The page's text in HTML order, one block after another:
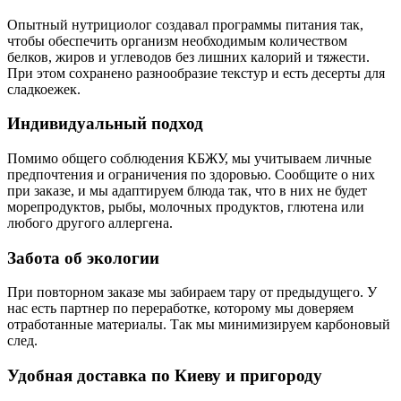
Опытный нутрициолог создавал программы питания так,
чтобы обеспечить организм необходимым количеством
белков, жиров и углеводов без лишних калорий и тяжести.
При этом сохранено разнообразие текстур и есть десерты для
сладкоежек.
Индивидуальный подход
Помимо общего соблюдения КБЖУ, мы учитываем личные
предпочтения и ограничения по здоровью. Сообщите о них
при заказе, и мы адаптируем блюда так, что в них не будет
морепродуктов, рыбы, молочных продуктов, глютена или
любого другого аллергена.
Забота об экологии
При повторном заказе мы забираем тару от предыдущего. У
нас есть партнер по переработке, которому мы доверяем
отработанные материалы. Так мы минимизируем карбоновый
след.
Удобная доставка по Киеву и пригороду